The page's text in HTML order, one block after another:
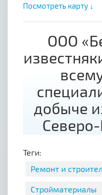
Посмотреть карту ↓
ООО
добыче
Теги:
Ремонт и
Стройматериалы